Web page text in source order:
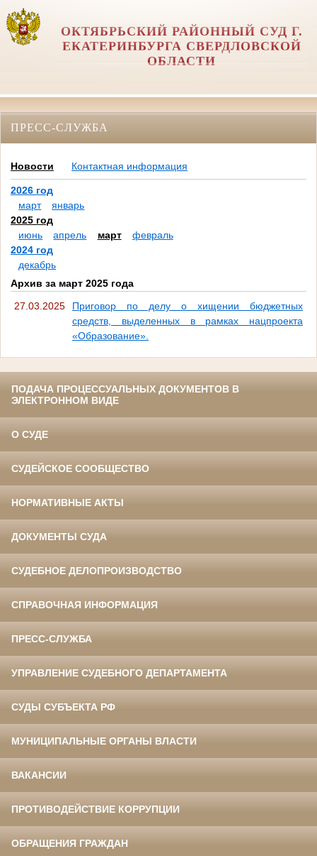
ОКТЯБРЬСКИЙ РАЙОННЫЙ СУД Г.
ЕКАТЕРИНБУРГА СВЕРДЛОВСКОЙ
ОБЛАСТИ
ПРЕСС-СЛУЖБА
Новости Контактная информация
2026 год
март
январь
2025 год
июнь
апрель март
февраль
2024 год
декабрь
Архив за март 2025 года
27.03.2025
Приговор по делу о хищении бюджетных
средств, выделенных в рамках нацпроекта
«Образование».
ПОДАЧА ПРОЦЕССУАЛЬНЫХ ДОКУМЕНТОВ В
ЭЛЕКТРОННОМ ВИДЕ
О СУДЕ
СУДЕЙСКОЕ СООБЩЕСТВО
НОРМАТИВНЫЕ АКТЫ
ДОКУМЕНТЫ СУДА
СУДЕБНОЕ ДЕЛОПРОИЗВОДСТВО
СПРАВОЧНАЯ ИНФОРМАЦИЯ
ПРЕСС-СЛУЖБА
УПРАВЛЕНИЕ СУДЕБНОГО ДЕПАРТАМЕНТА
СУДЫ СУБЪЕКТА РФ
МУНИЦИПАЛЬНЫЕ ОРГАНЫ ВЛАСТИ
ВАКАНСИИ
ПРОТИВОДЕЙСТВИЕ КОРРУПЦИИ
ОБРАЩЕНИЯ ГРАЖДАН